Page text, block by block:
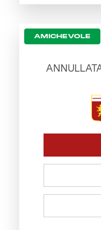
Kids
Outlet
Caffè Boasi x
AMICHEVOLE